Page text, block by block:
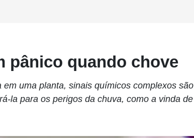
pânico quando chove
uma planta, sinais químicos complexos são
la para os perigos da chuva, como a vinda de